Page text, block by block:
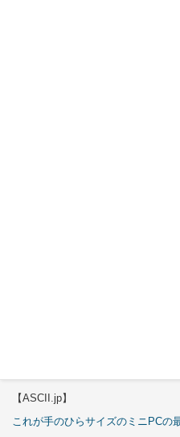
【ASCII.jp】
これが手のひらサイズのミニPCの